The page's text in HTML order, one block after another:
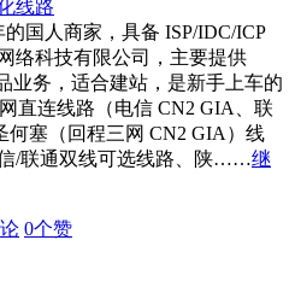
国人商家，具备 ISP/IDC/ICP
络科技有限公司，主要提供
业务，适合建站，是新手上车的
直连线路（电信 CN2 GIA、联
何塞（回程三网 CN2 GIA）线
/联通双线可选线路、陕……继
0个赞